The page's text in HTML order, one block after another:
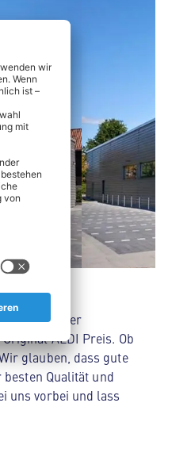
über
ALDI Preis. Ob
glauben, dass gute
Qualität und
uns vorbei und lass